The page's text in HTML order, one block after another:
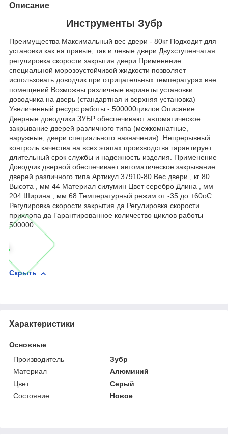
Описание
Инструменты Зубр
Преимущества Максимальный вес двери - 80кг Подходит для
установки как на правые, так и левые двери Двухступенчатая
регулировка скорости закрытия двери Применение
специальной морозоустойчивой жидкости позволяет
использовать доводчик при отрицательных температурах вне
помещений Возможны различные варианты установки
доводчика на дверь (стандартная и верхняя установка)
Увеличенный ресурс работы - 500000циклов Описание
Дверные доводчики ЗУБР обеспечивают автоматическое
закрывание дверей различного типа (межкомнатные,
наружные, двери специального назначения). Непрерывный
контроль качества на всех этапах производства гарантирует
длительный срок службы и надежность изделия. Применение
Доводчик дверной обеспечивает автоматическое закрывание
дверей различного типа Артикул 37910-80 Вес двери , кг 80
Высота , мм 44 Материал силумин Цвет серебро Длина , мм
204 Ширина , мм 68 Температурный режим от -35 до +60оС
Регулировка скорости закрытия да Регулировка скорости
прихлопа да Гарантированное количество циклов работы
500000
Скрыть
Характеристики
Основные
Производитель
Зубр
Материал
Алюминий
Цвет
Серый
Состояние
Новое